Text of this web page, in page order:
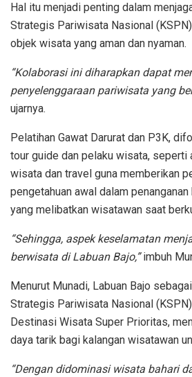
Hal itu menjadi penting dalam
Strategis Pariwisata Nasional
objek wisata yang aman dan nyaman.
“Kolaborasi ini diharapkan dapat
penyelenggaraan pariwisata yang
ujarnya.
Pelatihan Gawat Darurat dan P3K,
tour guide dan pelaku wisata, seperti
wisata dan travel guna memberikan
pengetahuan awal dalam
yang melibatkan wisatawan saat
“Sehingga, aspek keselamatan
berwisata di Labuan Bajo,”imbuh
Menurut Munadi, Labuan Bajo
Strategis Pariwisata Nasional
Destinasi Wisata Super Prioritas,
daya tarik bagi kalangan wisatawan
“Dengan didominasi wisata bahari